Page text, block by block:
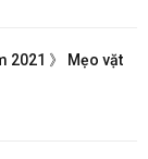
2021 》 Mẹo vặt